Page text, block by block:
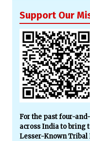
Support Our
For the past four-
across India to bring
Lesser-Known Tribal